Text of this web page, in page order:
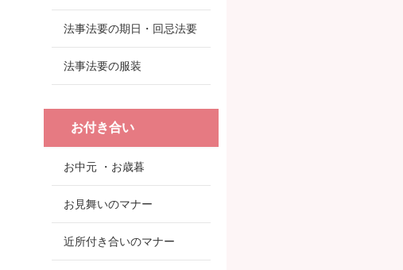
法事法要の期日・回忌法要
法事法要の服装
お付き合い
お中元 ・お歳暮
お見舞いのマナー
近所付き合いのマナー